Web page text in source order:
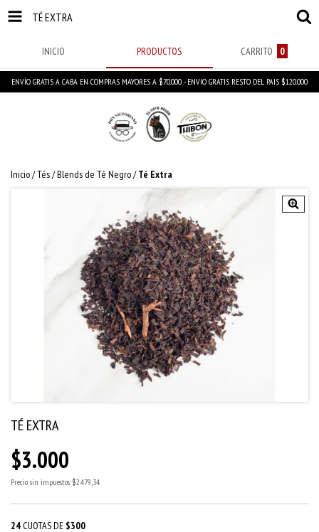
TÉ EXTRA
INICIO PRODUCTOS CARRITO 0
ENVÍO GRATIS A CABA EN COMPRAS MAYORES A $70.000 - ENVIO GRATIS RESTO DEL PAIS $120.000
Inicio/Tés/Blends de Té Negro/ Té Extra
TÉ EXTRA
$3.000
Precio sin impuestos $2.479,34
24 CUOTAS DE $300